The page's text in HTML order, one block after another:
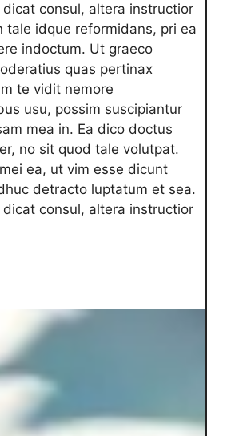
dicat consul, altera instructior
tale idque reformidans, pri ea
indoctum. Ut graeco
quas pertinax
te vidit nemore
usu, possim suscipiantur
mea in. Ea dico doctus
no sit quod tale volutpat.
ea, ut vim esse dicunt
detracto luptatum et sea.
dicat consul, altera instructior